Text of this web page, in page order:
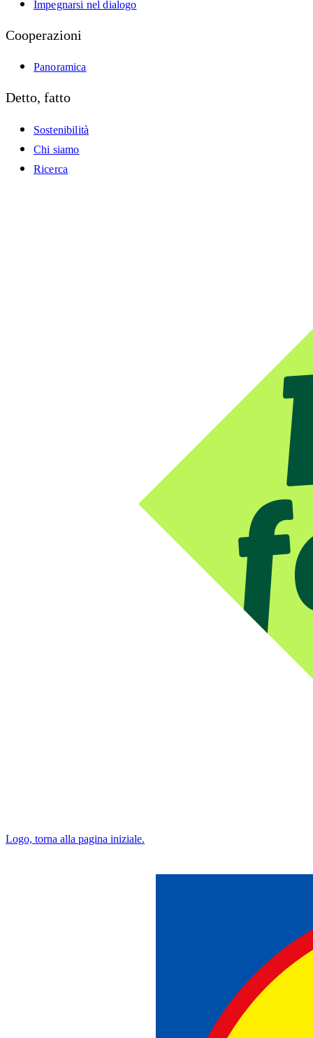
Impegnarsi nel dialogo
Cooperazioni
Panoramica
Detto, fatto
Sostenibilità
Chi siamo
Ricerca
Logo, torna alla pagina iniziale.